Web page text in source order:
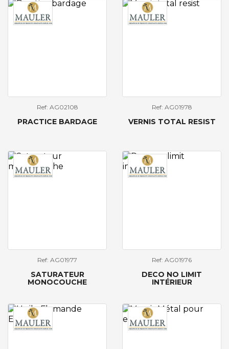
Ref: AG02108
PRACTICE BARDAGE
Ref: AG01978
VERNIS TOTAL RESIST
Ref: AG01977
SATURATEUR
MONOCOUCHE
Ref: AG01976
DECO NO LIMIT
INTÉRIEUR